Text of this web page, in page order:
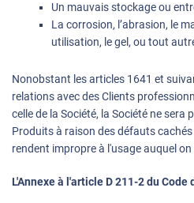
Un mauvais stockage ou
La corrosion, l’abrasion, le
utilisation, le gel, ou tout
Nonobstant les articles 1641 et
relations avec des Clients
celle de la Société, la Société ne sera
Produits à raison des défauts
rendent impropre à l'usage auquel on
L'Annexe à l'article D 211-2 du